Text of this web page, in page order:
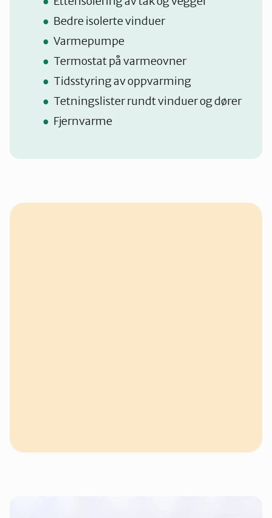
Bedre isolerte vinduer
Varmepumpe
Termostat på varmeovner
Tidsstyring av oppvarming
Tetningslister rundt vinduer og dører
Fjernvarme